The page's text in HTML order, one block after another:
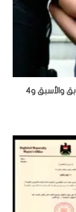
أوامر قبض بحق مديري بلدية الخضر السابق والأسبق و4